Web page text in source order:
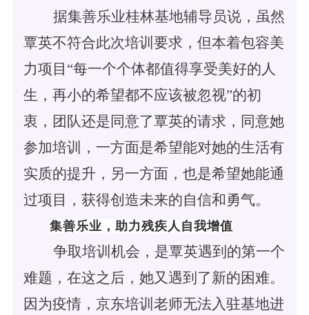
据集善乐业桂林基地辅导员说，虽然
覃英不符合此次培训要求，但本着包容美
力项目 “每一个个体都值得享受美好的人
生，再小的希望都不应该被忽视”的初
衷，团队还是同意了覃英的请求，同意她
参加培训，一方面是希望能对她的生活有
实质的提升，另一方面，也是希望她能通
过项目，获得创造未来的自信和勇气。
集善乐业，助力残疾人自我增值
争取培训机会，是覃英遇到的第一个
难题，在这之后，她又遇到了新的困难。
因为疫情，京东培训老师无法入驻基地进